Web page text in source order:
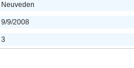
Neuveden
9/9/2008
3